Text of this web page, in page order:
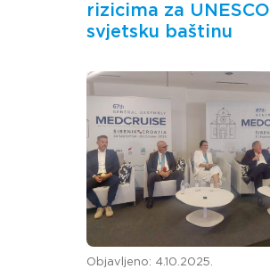
rizicima za UNESCO
svjetsku baštinu
Objavljeno: 4.10.2025.